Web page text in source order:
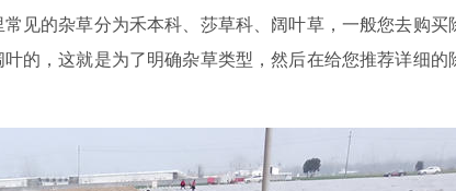
见的杂草分为禾本科、莎草科、阔叶草，一般您去购买
的，这就是为了明确杂草类型，然后在给您推荐详细的